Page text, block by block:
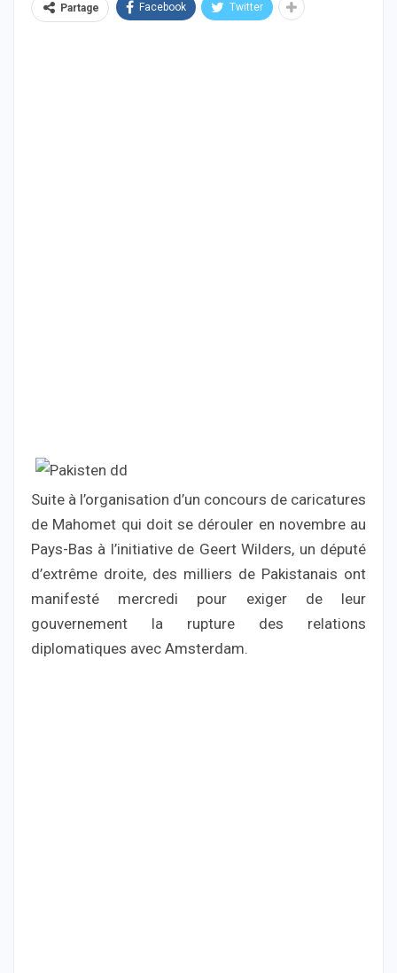
Partage Facebook Twitter
Suite à l’organisation d’un concours de caricatures
de Mahomet qui doit se dérouler en novembre au
Pays-Bas à l’initiative de Geert Wilders, un député
d’extrême droite, des milliers de Pakistanais ont
manifesté mercredi pour exiger de leur
gouvernement la rupture des relations
diplomatiques avec Amsterdam.